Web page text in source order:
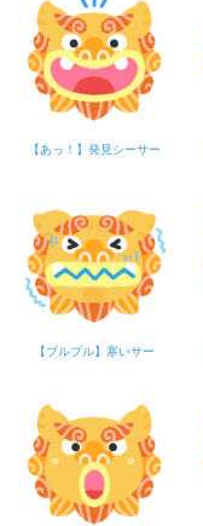
【あっ！】発見シーサー
【ブルブル】寒いサー